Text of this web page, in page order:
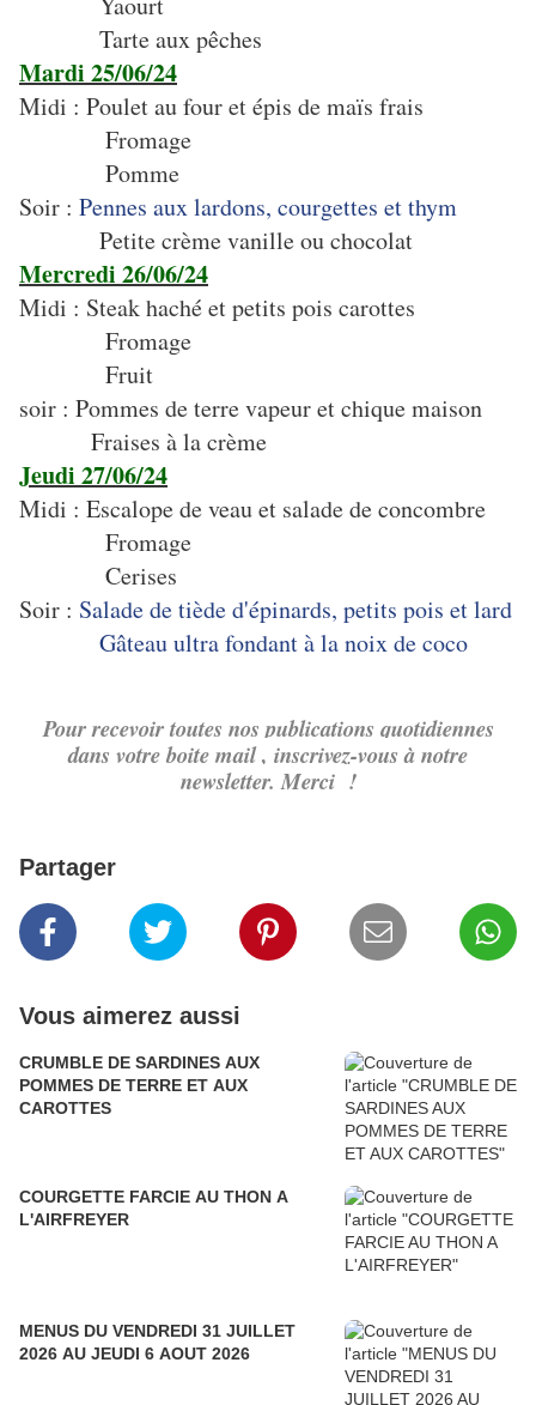
Tarte aux pêches
Mardi 25/06/24
Midi : Poulet au four et épis de maïs frais
Fromage
Pomme
Soir : Pennes aux lardons, courgettes et thym
Petite crème vanille ou chocolat
Mercredi 26/06/24
Midi : Steak haché et petits pois carottes
Fromage
Fruit
soir : Pommes de terre vapeur et chique maison
Fraises à la crème
Jeudi 27/06/24
Midi : Escalope de veau et salade de concombre
Fromage
Cerises
Soir : Salade de tiède d'épinards, petits pois et lard
Gâteau ultra fondant à la noix de coco
Pour recevoir toutes nos publications quotidiennes
dans votre boite mail , inscrivez-vous à notre
newsletter. Merci !
Partager
Vous aimerez aussi
CRUMBLE DE SARDINES AUX
POMMES DE TERRE ET AUX
CAROTTES
COURGETTE FARCIE AU THON A
L'AIRFREYER
MENUS DU VENDREDI 31 JUILLET
2026 AU JEUDI 6 AOUT 2026